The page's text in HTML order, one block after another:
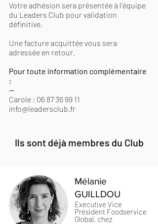
Votre adhésion sera présentée à l’équipe
du Leaders Club pour validation
définitive.
Une facture acquittée vous sera
adressée en retour.
Pour toute information complémentaire
:
—
Carole : 06 87 36 99 11
info@leadersclub.fr
Ils sont déjà membres du Club
Mélanie
GUILLDOU
Executive Vice
Président Foodservice
Global, chez